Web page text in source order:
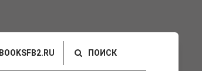
BOOKSFB2.RU ПОИСК